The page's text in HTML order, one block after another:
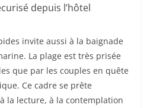
depuis l’hôtel
invite aussi à la baignade
La plage est très prisée
que par les couples en quête
Ce cadre se prête
la lecture, à la contemplation